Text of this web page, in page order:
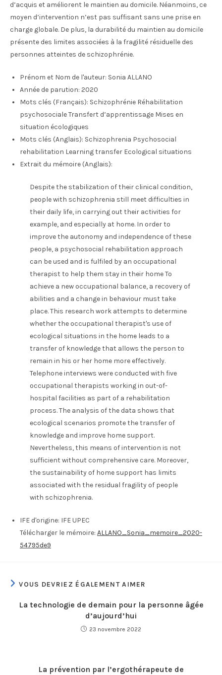
d’acquis et améliorent le maintien au domicile. Néanmoins, ce
moyen d’intervention n’est pas suffisant sans une prise en
charge globale. De plus, la durabilité du maintien au domicile
présente des limites associées à la fragilité résiduelle des
personnes atteintes de schizophrénie.
Prénom et Nom de l'auteur: Sonia ALLANO
Année de parution: 2020
Mots clés (Français): Schizophrénie Réhabilitation
psychosociale Transfert d’apprentissage Mises en
situation écologiques
Mots clés (Anglais): Schizophrenia Psychosocial
rehabilitation Learning transfer Ecological situations
Extrait du mémoire (Anglais):
Despite the stabilization of their clinical condition,
people with schizophrenia still meet difficulties in
their daily life, in carrying out their activities for
example, and especially at home. In order to
improve the autonomy and independence of these
people, a psychosocial rehabilitation approach
can be used and is fulfiled by an occupational
therapist to help them stay in their home To
achieve a new occupational balance, a recovery of
abilities and a change in behaviour must take
place. This research work attempts to determine
whether the occupational therapist's use of
ecological situations in the home leads to a
transfer of knowledge that allows the person to
remain in his or her home more effectively.
Telephone interviews were conducted with five
occupational therapists working in out-of-
hospital facilities as part of a rehabilitation
process. The analysis of the data shows that
ecological scenarios promote the transfer of
knowledge and improve home support.
Nevertheless, this means of intervention is not
sufficient without comprehensive care. Moreover,
the sustainability of home support has limits
associated with the residual fragility of people
with schizophrenia.
IFE d'origine: IFE UPEC
Télécharger le mémoire: ALLANO_Sonia_memoire_2020-
54795de9
VOUS DEVRIEZ ÉGALEMENT AIMER
La technologie de demain pour la personne âgée
d’aujourd’hui
23 novembre 2022
La prévention par l’ergothérapeute de